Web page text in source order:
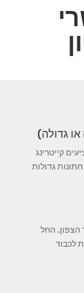
גדולה)
קייטרינג
גדולות
הצפון. החל
לכבוד